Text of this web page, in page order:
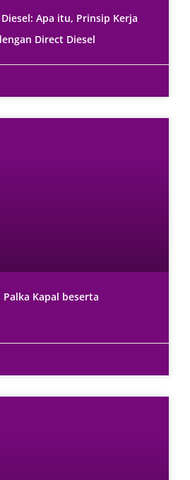
Apa itu, Prinsip Kerja
Direct Diesel
Kapal beserta